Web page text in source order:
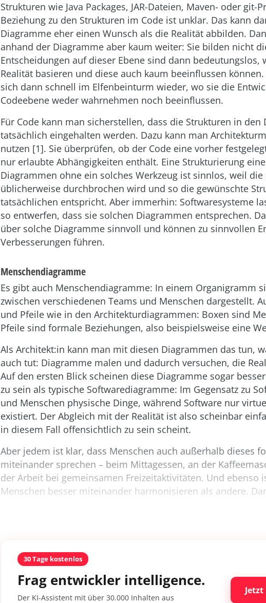
Strukturen wie Java Packages, JAR-Dateien, Maven- oder git-
Beziehung zu den Strukturen im Code ist unklar. Das kann
Diagramme eher einen Wunsch als die Realität abbilden.
anhand der Diagramme aber kaum weiter: Sie bilden nicht
Entscheidungen auf dieser Ebene sind dann bedeutungslos,
Realität basieren und diese auch kaum beeinflussen
sich dann schnell im Elfenbeinturm wieder, wo sie die
Codeebene weder wahrnehmen noch beeinflussen.
Für Code kann man sicherstellen, dass die Strukturen in den
tatsächlich eingehalten werden. Dazu kann man
nutzen [1]. Sie überprüfen, ob der Code eine vorher
nur erlaubte Abhängigkeiten enthält. Eine Strukturierung
Diagrammen ohne ein solches Werkzeug ist sinnlos, weil
üblicherweise durchbrochen wird und so die gewünschte
tatsächlichen entspricht. Aber immerhin: Softwaresysteme
so entwerfen, dass sie solchen Diagrammen entsprechen.
über solche Diagramme sinnvoll und können zu sinnvollen
Verbesserungen führen.
Menschendiagramme
Es gibt auch Menschendiagramme: In einem Organigramm
zwischen verschiedenen Teams und Menschen dargestellt.
und Pfeile wie in den Architekturdiagrammen: Boxen sind
Pfeile sind formale Beziehungen, also beispielsweise eine
Als Architekt:in kann man mit diesen Diagrammen das tun,
auch tut: Diagramme malen und dadurch versuchen, die
Auf den ersten Blick scheinen diese Diagramme sogar
zu sein als typische Softwarediagramme: Im Gegensatz zu
und Menschen physische Dinge, während Software nur
existiert. Der Abgleich mit der Realität ist also scheinbar
in diesem Fall offensichtlich zu sein scheint.
Aber jedem ist klar, dass Menschen auch außerhalb dieses
miteinander sprechen – beim Mittagessen, an der
der Arbeit bei gemeinsamen Freizeitaktivitäten. Und ebenso
Menschen besser miteinander harmonisieren als andere.
30 Tage kostenlos
Frag entwickler intelligence.
Der KI-Assistent mit über 30.000 Inhalten aus